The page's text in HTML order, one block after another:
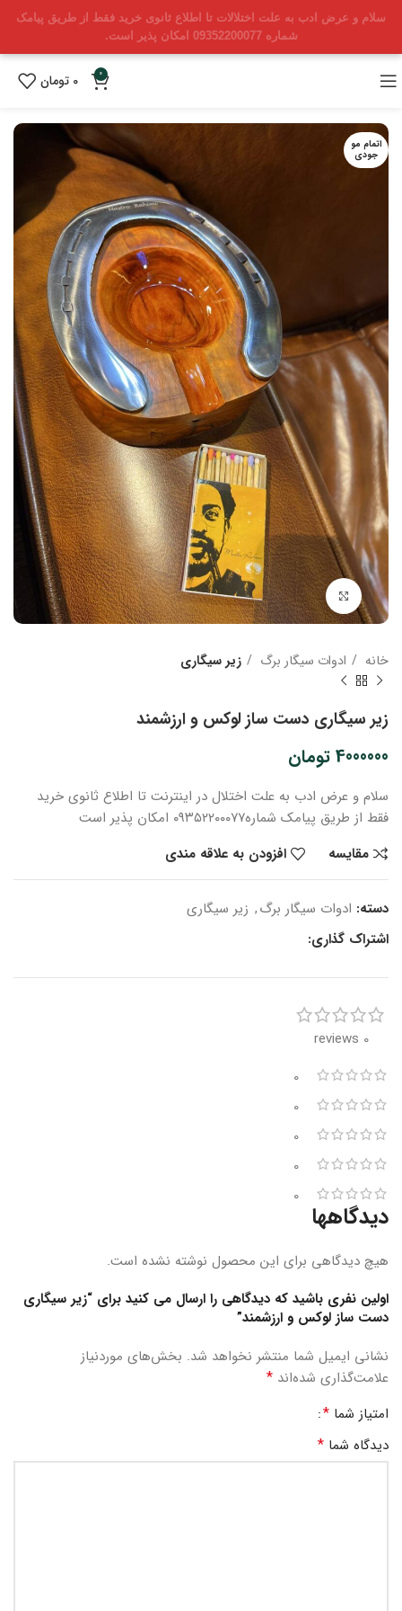
سلام و عرض ادب به علت اختلالات تا اطلاع ثانوی خرید فقط از طریق پیامک
شماره 09352200077 امکان پذیر است.
0
0 تومان
اتمام مو
جودی
بزرگنمایی تصویر
خانه ادوات سیگار برگ زیر سیگاری
زیر سیگاری دست ساز لوکس و ارزشمند
4000000 تومان
سلام و عرض ادب به علت اختلال در اینترنت تا اطلاع ثانوی خرید
فقط از طریق پیامک شماره۰۹۳۵۲۲۰۰۰۷۷ امکان پذیر است
مقایسه
افزودن به علاقه مندی
دسته: ادوات سیگار برگ, زیر سیگاری
اشتراک گذاری:
0 reviews
0
0
0
0
0
دیدگاهها
هیچ دیدگاهی برای این محصول نوشته نشده است.
اولین نفری باشید که دیدگاهی را ارسال می کنید برای “زیر سیگاری
دست ساز لوکس و ارزشمند”
نشانی ایمیل شما منتشر نخواهد شد. بخش‌های موردنیاز
علامت‌گذاری شده‌اند *
امتیاز شما *
دیدگاه شما *